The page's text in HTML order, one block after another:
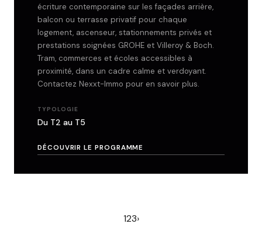
écriture contemporaine sur les façades arrière,
balcon ou terrasse privatif pour chaque
logement, ascenseur, stationnements privés et
prestations soignées GROHE et Villeroy & Boch.
Tram, commerces et écoles accessibles à
proximité, dans un cadre calme et verdoyant.
Contactez Nexxt-Immo pour en savoir plus.
TYPOLOGIE
Du T2 au T5
DÉCOUVRIR LE PROGRAMME
123›